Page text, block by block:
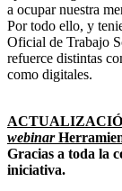
a ocupar nuestra
Por todo ello, y
Oficial de Trabajo
refuerce distintas
como digitales.
webinar
Gracias a toda la
iniciativa.